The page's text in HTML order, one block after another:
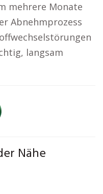
mehrere Monate
Abnehmprozess
langsam
Nähe